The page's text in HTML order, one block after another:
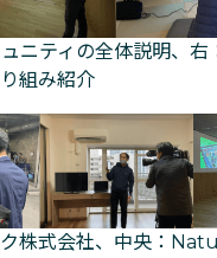
ニティの全体説明、右
組み紹介
株式会社、中央：